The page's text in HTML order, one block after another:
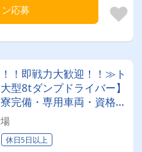
応募
！即戦力大歓迎！！≫ト
型8tダンプドライバー】
完備・専用車両・資格取
実★オンライン面接・電
由、ヒゲ・ピアスOK！
けます
休日5日以上